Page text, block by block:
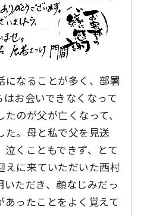
になることが多く、部署
お会いできなくなって
のが父が亡くなって、
た。母と私で父を見送
くこともできず、とて
えに来ていただいた西村
ただき、顔なじみだっ
ったことをよく覚えて